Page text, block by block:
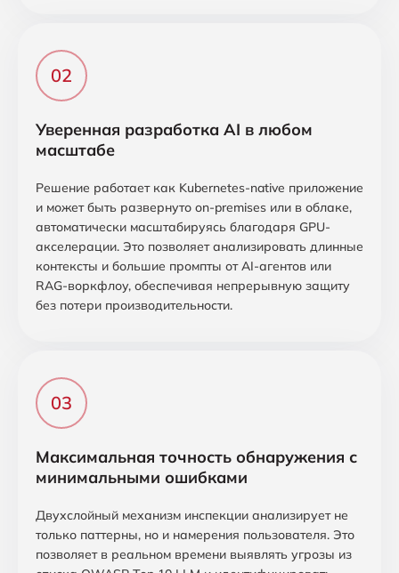
Уверенная разработка AI в любом
масштабе
Решение работает как Kubernetes-native приложение
и может быть развернуто on-premises или в облаке,
автоматически масштабируясь благодаря GPU-
акселерации. Это позволяет анализировать длинные
контексты и большие промпты от AI-агентов или
RAG-воркфлоу, обеспечивая непрерывную защиту
без потери производительности.
Максимальная точность обнаружения с
минимальными ошибками
Двухслойный механизм инспекции анализирует не
только паттерны, но и намерения пользователя. Это
позволяет в реальном времени выявлять угрозы из